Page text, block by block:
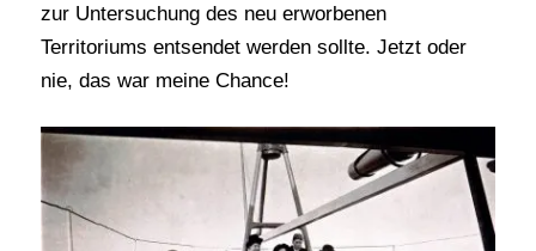
zur Untersuchung des neu erworbenen
Territoriums entsendet werden sollte. Jetzt oder
nie, das war meine Chance!